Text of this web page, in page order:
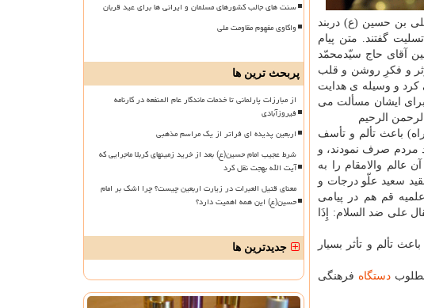
مورخ ۹۹/۱۱/۲۴ ساعت ۹ الی ۱۲ در مسجد حضرت علی بن حسین (ع) دربند
گفتند. متن پیام
آقای حاج سیّدمحمّد
و فکرِ روشن و قلب
کرد و وسیله ی هدایت
ایشان مسألت می
الرحیم
باعث تألم و تأسف
مردم صرف نمودند، و
عالم والامقام را به
سعید علّو درجات و
قم هم در پیامی
علی ضد السلام: إِذَا
تألم و تأثر بسیار
مطلوبدستگاه فرهنگی
سنت های جالب کشورهای مسلمان و ایرانی ها برای عید قربان
واکاوی مفهوم مقاومت ملی
پربحث ترین ها
از مبارزات پارلمانی تا خدمات ماندگار عام المنفعه در کارنامه
فیروزآبادی
اربعین پدیده ای فراتر از یک مراسم مذهبی
شرط عجیب امام حسین(ع) بعد از خرید زمینهای کربلا ماجرایی که
آیت الله بهجت نقل کرد
معنای قتیل العبرات در زیارت اربعین چیست؟ چرا اشک بر امام
حسین(ع) این همه اهمیت دارد؟
جدیدترین ها